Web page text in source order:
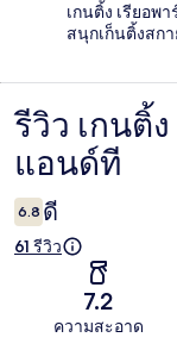
เกนติ้ง เรียอพ
สนุกเก็นติ้งสก
รีวิว
รีวิว เกนติ้
แอนด์ที
6.8 ดี
61 รีวิว
7.2
ความสะอาด